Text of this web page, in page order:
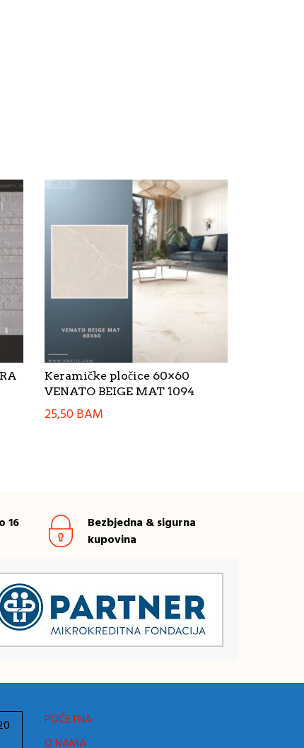
Keramičke pločice 60×60
VENATO BEIGE MAT 1094
25,50BAM
16
Bezbjedna & sigurna
kupovina
POČETNA
O NAMA